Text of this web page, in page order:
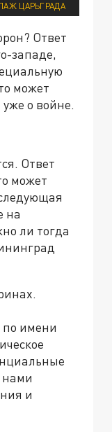
ЦАРЬГРАДА
Ответ
западе,
может
о войне.
Ответ
может
на
ли тогда
по имени
нами
и